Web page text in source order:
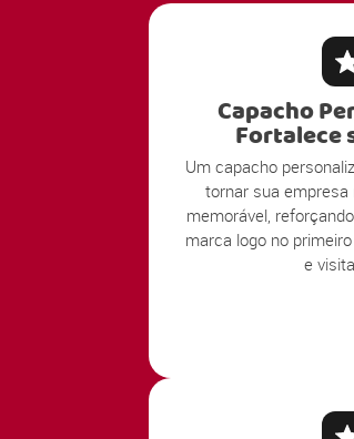
Capacho
Fortalece
Um capacho
tornar sua
memorável,
marca logo no
e